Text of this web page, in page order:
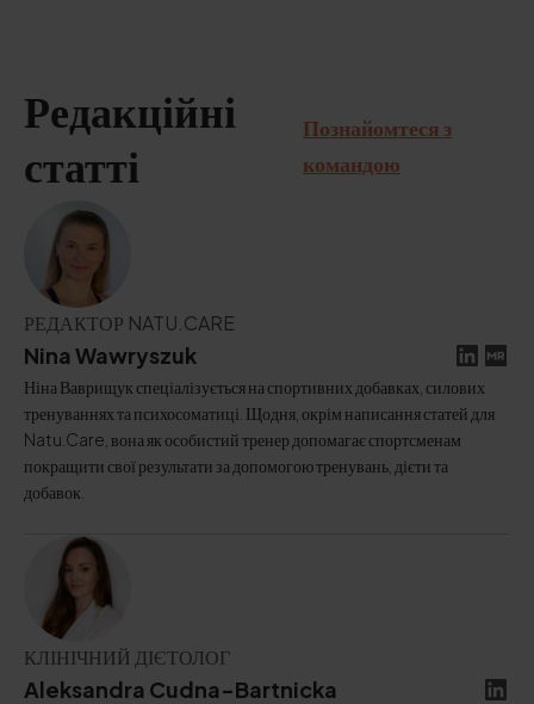
Редакційні
статті
Познайомтеся з
командою
РЕДАКТОР NATU.CARE
Nina Wawryszuk
Ніна Ваврищук спеціалізується на спортивних добавках, силових
тренуваннях та психосоматиці. Щодня, окрім написання статей для
Natu.Care, вона як особистий тренер допомагає спортсменам
покращити свої результати за допомогою тренувань, дієти та
добавок.
КЛІНІЧНИЙ ДІЄТОЛОГ
Aleksandra Cudna-Bartnicka